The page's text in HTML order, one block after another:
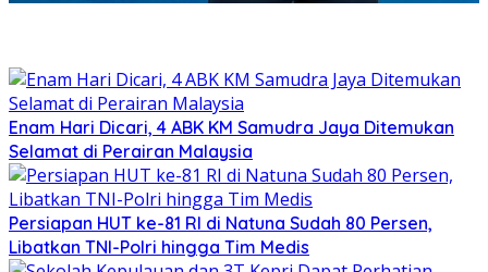
Enam Hari Dicari, 4 ABK KM Samudra Jaya Ditemukan
Selamat di Perairan Malaysia
Persiapan HUT ke-81 RI di Natuna Sudah 80 Persen,
Libatkan TNI-Polri hingga Tim Medis